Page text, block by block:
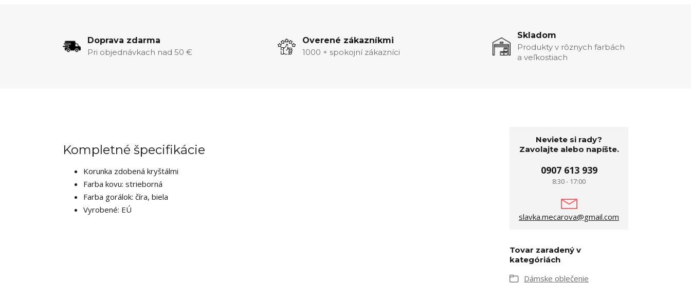
Doprava zdarma
Pri objednávkach nad 50 €
Overené zákazníkmi
1000 + spokojní zákazníci
Skladom
Produkty v rôznych farbách
a veľkostiach
Kompletné špecifikácie
Korunka zdobená kryštálmi
Farba kovu: strieborná
Farba gorálok: číra, biela
Vyrobené: EÚ
Neviete si rady?
Zavolajte alebo napíšte.
0907 613 939
8:30 - 17:00
slavka.mecarova@gmail.com
Tovar zaradený v
kategóriách
Dámske oblečenie